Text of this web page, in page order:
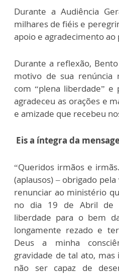
Durante a Audiência
milhares de fiéis e
apoio e agradecimento ao
Durante a reflexão,
motivo de sua renúncia
com “plena liberdade” e
agradeceu as orações e
e amizade que recebeu
Eis a íntegra da
“Queridos irmãos e
(aplausos) – obrigado
renunciar ao ministério
no dia 19 de Abril de
liberdade para o bem
longamente rezado e
Deus a minha
gravidade de tal ato,
não ser capaz de